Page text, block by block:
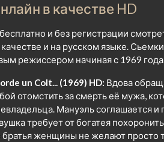
в качестве HD
и без регистрации
и на русском языке.
режиссером начиная с 1969
un Colt... (1969) HD: Вдова
отомстить за смерть её мужа,
Мануэль соглашается и
требует от богатея
братья женщины не желают просто